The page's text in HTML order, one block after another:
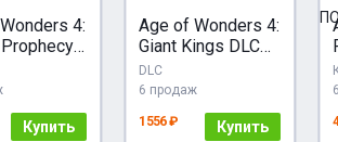
4:
АВТО
Купить
Age of Wonders 4:
Giant Kings DLC
STEAM АВТО
DLC
6 продаж
1556 ₽ Купить